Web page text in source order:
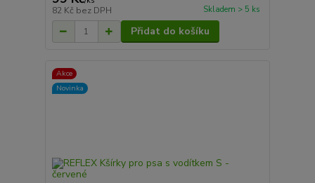
82 Kč bez DPH Skladem > 5 ks
Přidat do košíku
Akce
Novinka